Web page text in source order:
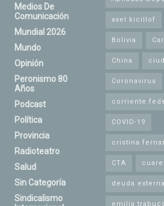
Medios De
Comunicación
Mundial 2026
Mundo
Opinión
Peronismo 80
Años
Podcast
Política
Provincia
Radioteatro
Salud
Sin Categoría
Sindicalismo
axel kicillof
Bolivia
China
Coronavirus
corriente
COVID-19
cristina
CTA
deuda externa
emilia